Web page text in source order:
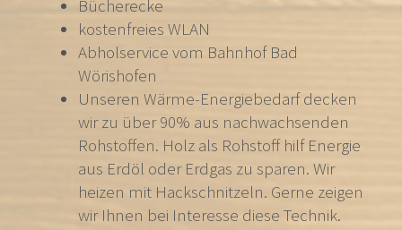
Bücherecke
kostenfreies WLAN
Abholservice vom Bahnhof Bad
Wörishofen
Unseren Wärme-Energiebedarf decken
wir zu über 90% aus nachwachsenden
Rohstoffen. Holz als Rohstoff hilf Energie
aus Erdöl oder Erdgas zu sparen. Wir
heizen mit Hackschnitzeln. Gerne zeigen
wir Ihnen bei Interesse diese Technik.